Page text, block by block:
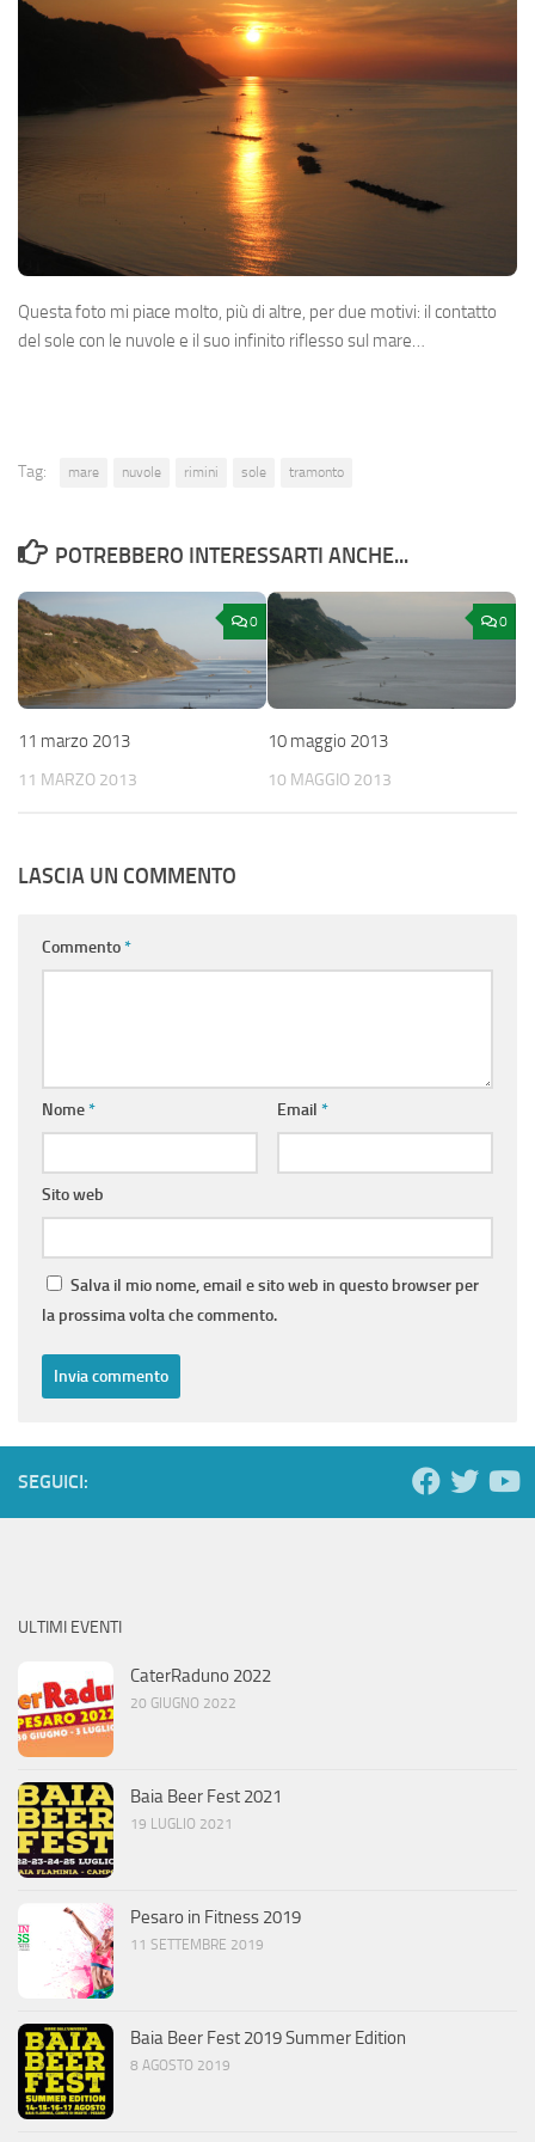
Questa foto mi piace molto, più di altre, per due motivi: il contatto
del sole con le nuvole e il suo infinito riflesso sul mare…
Tag: mare nuvole rimini sole tramonto
POTREBBERO INTERESSARTI ANCHE...
0
11 marzo 2013
11 MARZO 2013
0
10 maggio 2013
10 MAGGIO 2013
LASCIA UN COMMENTO
Commento*
Nome* Email *
Sito web
Salva il mio nome, email e sito web in questo browser per
la prossima volta che commento.
SEGUICI:
ULTIMI EVENTI
CaterRaduno 2022
20 GIUGNO 2022
Baia Beer Fest 2021
19 LUGLIO 2021
Pesaro in Fitness 2019
11 SETTEMBRE 2019
Baia Beer Fest 2019 Summer Edition
8 AGOSTO 2019